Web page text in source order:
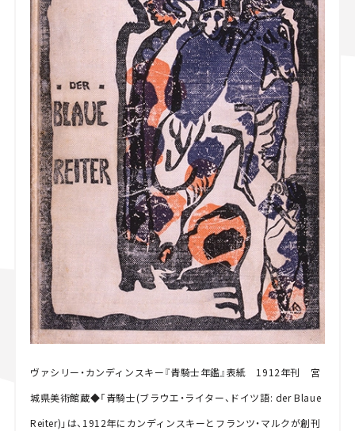
ヴァシリー・カンディンスキー『青騎士年鑑』表紙 1912年刊 宮
城県美術館蔵◆「青騎士(ブラウエ・ライター、ドイツ語: der Blaue
Reiter)」は、1912年にカンディンスキーとフランツ・マルクが創刊